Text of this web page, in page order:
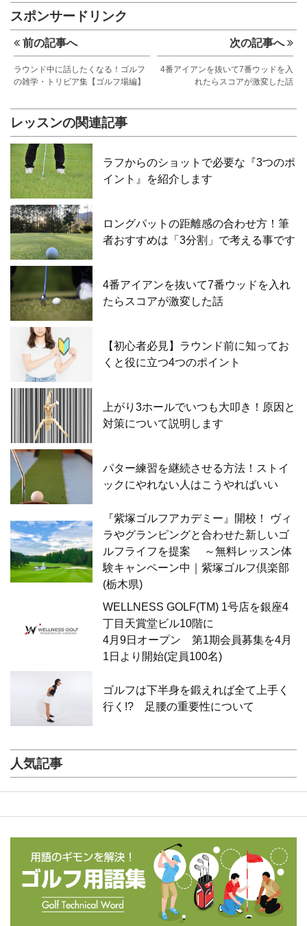
スポンサードリンク
前の記事へ
ラウンド中に話したくなる！ゴルフ
の雑学・トリビア集【ゴルフ場編】
次の記事へ
4番アイアンを抜いて7番ウッドを入
れたらスコアが激変した話
レッスンの関連記事
ラフからのショットで必要な『3つのポ
イント』を紹介します
ロングパットの距離感の合わせ方！筆
者おすすめは「3分割」で考える事です
4番アイアンを抜いて7番ウッドを入れ
たらスコアが激変した話
【初心者必見】ラウンド前に知ってお
くと役に立つ4つのポイント
上がり3ホールでいつも大叩き！原因と
対策について説明します
パター練習を継続させる方法！ストイ
ックにやれない人はこうやればいい
『紫塚ゴルフアカデミー』開校！ ヴィ
ラやグランピングと合わせた新しいゴ
ルフライフを提案 ～無料レッスン体
験キャンペーン中｜紫塚ゴルフ倶楽部
(栃木県)
WELLNESS GOLF(TM) 1号店を銀座4
丁目天賞堂ビル10階に
4月9日オープン 第1期会員募集を4月
1日より開始(定員100名)
ゴルフは下半身を鍛えれば全て上手く
行く!? 足腰の重要性について
人気記事